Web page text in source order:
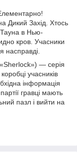
Дикий Захід. Хтось
в Нью-
кров. Учасники
насправді.
— серія
учасників
інформація
гравці мають
пазл і вийти на